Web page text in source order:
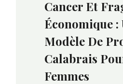
Cancer Et
Économique :
Modèle De
Calabrais
Femmes